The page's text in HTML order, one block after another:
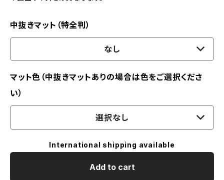
中抜きマット（特全判）
なし
マット色（中抜きマットありの場合は色をご選択くださ
い）
選択なし
International shipping available
Add to cart